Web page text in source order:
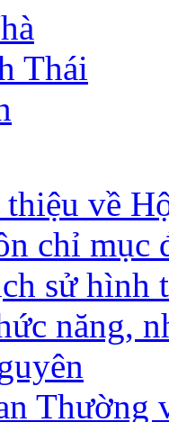
về
chỉ mục
sử hình
năng,
Thường